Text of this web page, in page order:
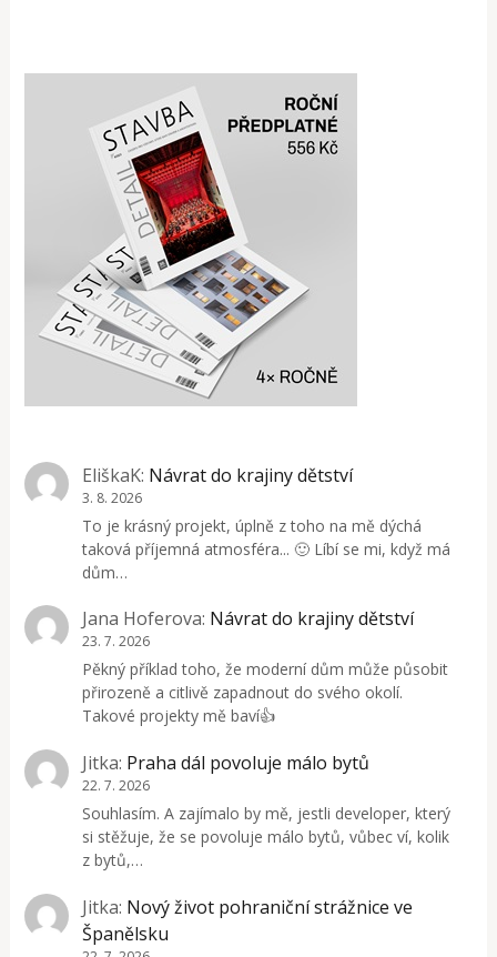
EliškaK: Návrat do krajiny dětství
3. 8. 2026
To je krásný projekt, úplně z toho na mě dýchá
taková příjemná atmosféra... 🙂 Líbí se mi, když má
dům…
Jana Hoferova: Návrat do krajiny dětství
23. 7. 2026
Pěkný příklad toho, že moderní dům může působit
přirozeně a citlivě zapadnout do svého okolí.
Takové projekty mě baví👍
Jitka: Praha dál povoluje málo bytů
22. 7. 2026
Souhlasím. A zajímalo by mě, jestli developer, který
si stěžuje, že se povoluje málo bytů, vůbec ví, kolik
z bytů,…
Jitka: Nový život pohraniční strážnice ve
Španělsku